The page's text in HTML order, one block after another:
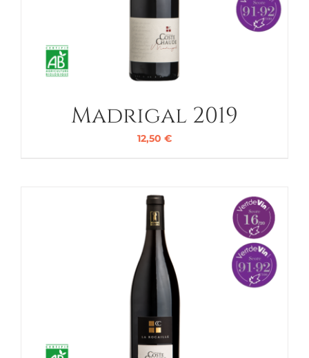
Madrigal 2019
12,50 €